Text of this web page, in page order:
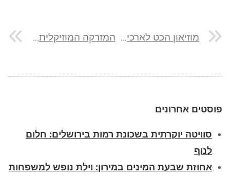
מוזיאון הכט לארכיאולוגיה של ארץ ישראל המזרקה המוזיקלית באילת
פוסטים אחרונים
סוויטה יוקרתית בשכונת רמות בירושלים: חלום
לנוף
אחוזת שבעת המינים במירון: וילת נופש למשפחות